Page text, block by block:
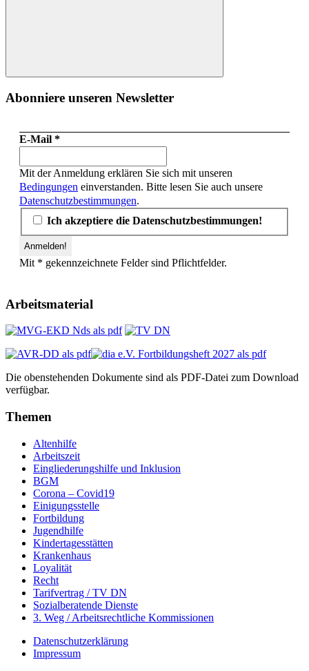
Suchen
Abonniere unseren Newsletter
E-Mail *
Mit der Anmeldung erklären Sie sich mit unseren
Bedingungen einverstanden. Bitte lesen Sie auch unsere
Datenschutzbestimmungen.
Ich akzeptiere die Datenschutzbestimmungen!
Mit * gekennzeichnete Felder sind Pflichtfelder.
Arbeitsmaterial
Die obenstehenden Dokumente sind als PDF-Datei zum Download
verfügbar.
Themen
Altenhilfe
Arbeitszeit
Eingliederungshilfe und Inklusion
BGM
Corona – Covid19
Einigungsstelle
Fortbildung
Jugendhilfe
Kindertagesstätten
Krankenhaus
Loyalität
Recht
Tarifvertrag / TV DN
Sozialberatende Dienste
3. Weg / Arbeitsrechtliche Kommissionen
Datenschutzerklärung
Impressum